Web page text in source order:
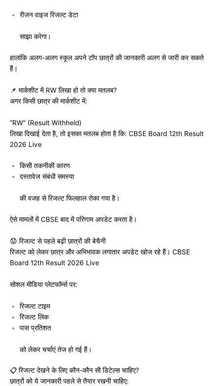
रीजन वाइज रिजल्ट डेटा
साझा करेगा।
हालांकि अलग-अलग स्कूल अपने टॉप छात्रों की जानकारी अलग से जारी कर सकते
हैं।
📌 मार्कशीट में RW लिखा हो तो क्या मतलब?
अगर किसी छात्र की मार्कशीट में:
“RW” (Result Withheld)
लिखा दिखाई देता है, तो इसका मतलब होता है कि: CBSE Board 12th Result
2026 Live
किसी तकनीकी कारण
दस्तावेज संबंधी समस्या
की वजह से रिजल्ट फिलहाल रोका गया है।
ऐसे मामलों में CBSE बाद में परिणाम अपडेट करता है।
😟 रिजल्ट से पहले बढ़ी छात्रों की बेचैनी
रिजल्ट को लेकर छात्र और अभिभावक लगातार अपडेट खोज रहे हैं। CBSE
Board 12th Result 2026 Live
सोशल मीडिया प्लेटफॉर्म्स पर:
रिजल्ट टाइम
रिजल्ट लिंक
पास प्रतिशत
को लेकर चर्चाएं तेज हो गई हैं।
📋 रिजल्ट देखने के लिए कौन-कौन सी डिटेल्स चाहिए?
छात्रों को ये जानकारी पहले से तैयार रखनी चाहिए: